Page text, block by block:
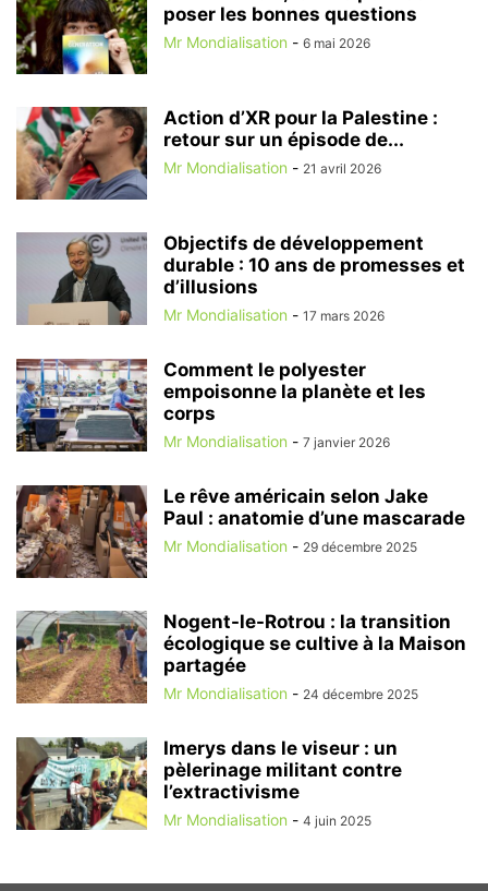
poser les bonnes questions
Mr Mondialisation - 6 mai 2026
Action d’XR pour la Palestine :
retour sur un épisode de...
Mr Mondialisation - 21 avril 2026
Objectifs de développement
durable : 10 ans de promesses et
d’illusions
Mr Mondialisation - 17 mars 2026
Comment le polyester
empoisonne la planète et les
corps
Mr Mondialisation - 7 janvier 2026
Le rêve américain selon Jake
Paul : anatomie d’une mascarade
Mr Mondialisation - 29 décembre 2025
Nogent-le-Rotrou : la transition
écologique se cultive à la Maison
partagée
Mr Mondialisation - 24 décembre 2025
Imerys dans le viseur : un
pèlerinage militant contre
l’extractivisme
Mr Mondialisation - 4 juin 2025